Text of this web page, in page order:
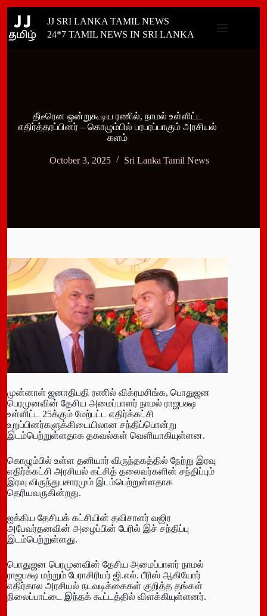
content
JJ SRI LANKA TAMIL NEWS
24*7 TAMIL NEWS IN SRI LANKA
தீடீரென ஒன்றுகூடிய ரணில், நாமல் உள்ளிட்ட
எதிர்த்தரப்பினர் – கொழும்பில் பரபரப்பாகும் அரசியல்
களம்
October 3, 2025 Sri Lanka Tamil News
முன்னாள் ஜனாதிபதி ரணில் விக்ரமசிங்க, பொதுஜன
பெரமுனவின் தேசிய அமைப்பாளர் நாமல் ராஜபக்ஷ
உள்ளிட்ட 25க்கும் மேற்பட்ட எதிர்க்கட்சி
உறுப்பினர்களுக்கிடையிலான சந்திப்பொன்று
இடம்பெற்றுள்ளதாக தகவல்கள் வெளியாகியுள்ளன.
கொழும்பில் உள்ள தனியார் விருந்தகத்தில் நேற்று இரவு
எதிர்க்கட்சி அரசியல் கட்சித் தலைவர்களின் சந்திப்பும்
இரவு விருந்துபசாரமும் இடம்பெற்றுள்ளதாக
தெரியவருகின்றது.
ஐக்கிய தேசியக் கட்சியின் தவிசாளர் வஜிர
அபேவர்தனவின் அழைப்பின் பேரில் இச் சந்திப்பு
இடம்பெற்றுள்ளது.
பொதுஜன பெரமுனவின் தேசிய அமைப்பாளர் நாமல்
ராஜபக்ஷ மற்றும் பேராசிரியர் ஜி.எல். பீரிஸ் ஆகியோர்
எதிர்கால அரசியல் நடவடிக்கைகள் குறித்த தங்கள்
நிலைப்பாட்டை இந்தக் கூட்டத்தில் விளக்கியுள்ளனர்.